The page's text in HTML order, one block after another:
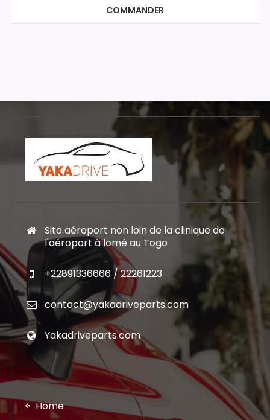
COMMANDER
Sito aéroport non loin de la clinique de
l'aéroport à lomé au Togo
+22891336666 / 22261223
contact@yakadriveparts.com
Yakadriveparts.com
Home